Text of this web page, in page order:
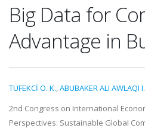
Big Data for
Advantage in
TÜFEKCİ Ö. K.,ABUBAKER ALI AWLAQI I.
2nd Congress on International
Perspectives: Sustainable Global